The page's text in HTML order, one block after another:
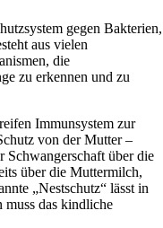
gegen Bakterien,
aus vielen
die
zu erkennen und zu
Immunsystem zur
von der Mutter –
Schwangerschaft über die
über die Muttermilch,
„Nestschutz“ lässt in
muss das kindliche